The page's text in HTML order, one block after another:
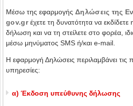
Μέσω της εφαρμογής Δηλώσεις της
gov.grέχετε τη δυνατότητα να εκδίδετε
δήλωση και να τη στείλετε στο φορέα,
μέσω μηνύματος SMS ή/και e-mail.
Η εφαρμογή Δηλώσεις περιλαμβάνει τις
υπηρεσίες:
α) Έκδοση υπεύθυνης δήλωσης